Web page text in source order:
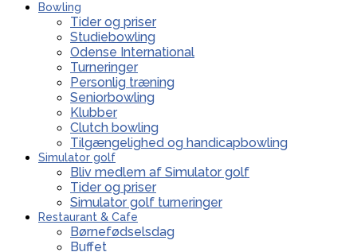
Bowling
Tider og priser
Studiebowling
Odense International
Turneringer
Personlig træning
Seniorbowling
Klubber
Clutch bowling
Tilgængelighed og handicapbowling
Simulator golf
Bliv medlem af Simulator golf
Tider og priser
Simulator golf turneringer
Restaurant & Cafe
Børnefødselsdag
Buffet